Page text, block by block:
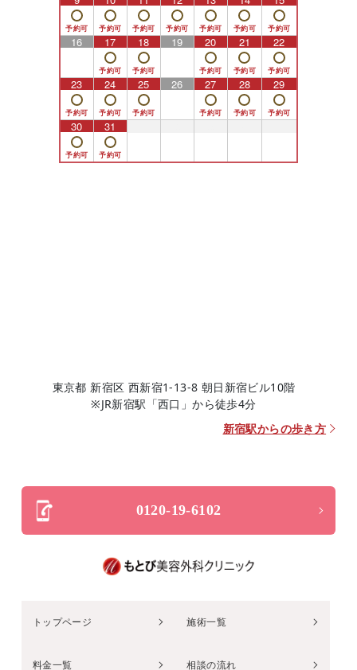
16 17 18 19 20 21 22
23 24 25 26 27 28 29
30 31
東京都 新宿区 西新宿1-13-8 朝日新宿ビル10階
※JR新宿駅「西口」から徒歩4分
新宿駅からの歩き方
0120-19-6102
トップページ 施術一覧
料金一覧 相談の流れ